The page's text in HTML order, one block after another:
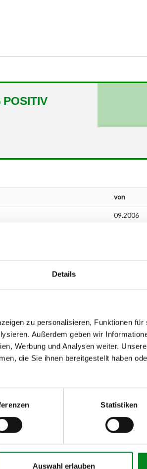
Details
zu personalisieren, Funktionen
Außerdem geben wir
Werbung und Analysen weiter.
die Sie ihnen bereitgestellt haben
Statistiken
Auswahl erlauben
POSITIV
von
09.2006
07.2006
04.2006
04.2006
kontaktieren (
zu 3 (2.2) oderFahrgestellnummer.